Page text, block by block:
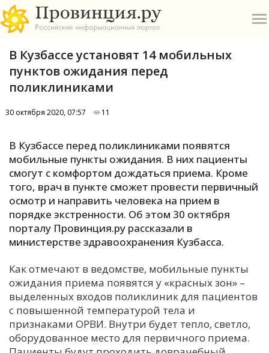
А
Б
В
Е
И
П
Р
С
В Кузбассе установят 14 мобильных
пунктов ожидания перед
поликлиниками
30 октября 2020, 07:57 11
В Кузбассе перед поликлиниками появятся
мобильные пункты ожидания. В них пациенты
смогут с комфортом дождаться приема. Кроме
того, врач в пункте сможет провести первичный
осмотр и направить человека на прием в
порядке экстренности. Об этом 30 октября
порталу Провинция.ру рассказали в
министерстве здравоохранения Кузбасса.
Как отмечают в ведомстве, мобильные пункты
ожидания приема появятся у «красных зон» –
выделенных входов поликлиник для пациентов
с повышенной температурой тела и
признаками ОРВИ. Внутри будет тепло, светло,
оборудованное место для первичного приема.